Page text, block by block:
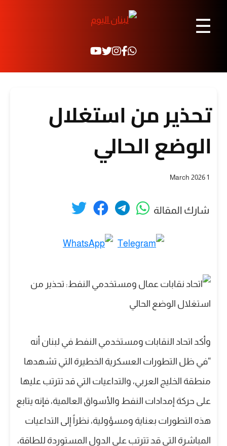
☰
تحذير من استغلال
الوضع الحالي
1 March 2026
شارك المقالة
وأكد اتحاد النقابات ومستخدمي النفط في لبنان أنه
“في ظل التطورات العسكرية الخطيرة التي تشهدها
منطقة الخليج العربي، والتداعيات التي قد تترتب عليها
على حركة إمدادات النفط والأسواق العالمية، فإنه يتابع
هذه التطورات بعناية ومسؤولية، نظراً إلى التداعيات
المباشرة التي قد تترتب على الدول المستوردة للطاقة،